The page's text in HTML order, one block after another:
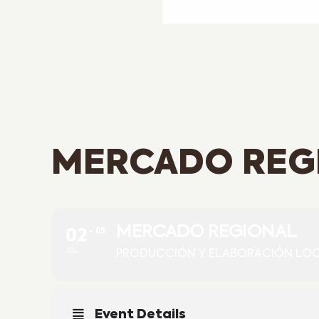
MERCADO
Event Details